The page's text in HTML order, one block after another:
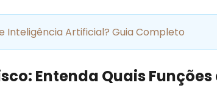
Inteligência Artificial? Guia Completo
Entenda Quais